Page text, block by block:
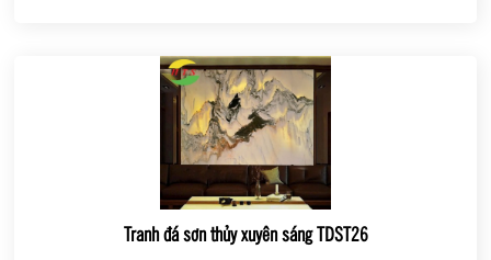
Tranh đá sơn thủy xuyên sáng TDST26